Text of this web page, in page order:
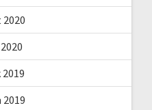
2019
2019